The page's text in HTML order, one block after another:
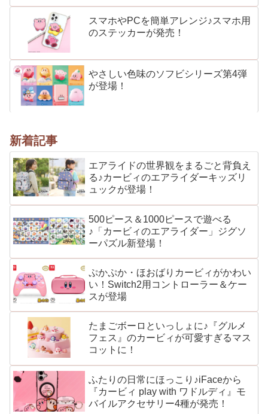
スマホやPCを簡単アレンジ♪スマホ用
のステッカーが発売！
やさしい色味のソフビシリーズ第4弾
が登場！
新着記事
エアライドの世界観をまるごと背負え
る♪カービィのエアライダーキッズリ
ュックが登場！
500ピース＆1000ピースで遊べる
♪「カービィのエアライダー」ジグソ
ーパズル新登場！
ぷかぷか・ほおばりカービィがかわい
い！Switch2用コントローラー＆ケー
スが登場
たまごボーロといっしょに♪『グルメ
フェス』のカービィが可愛すぎるマス
コットに！
ふたりの日常にほっこり♪iFaceから
『カービィ play with ワドルディ』モ
バイルアクセサリー4種が発売！